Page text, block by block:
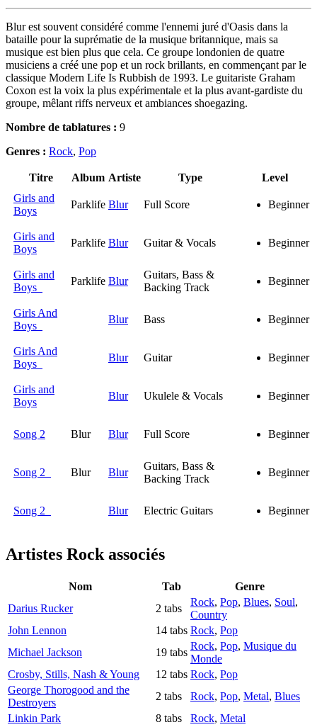
Blur est souvent considéré comme l'ennemi juré d'Oasis dans la
bataille pour la suprématie de la musique britannique, mais sa
musique est bien plus que cela. Ce groupe londonien de quatre
musiciens a créé une pop et un rock brillants, en commençant par le
classique Modern Life Is Rubbish de 1993. Le guitariste Graham
Coxon est la voix la plus expérimentale et la plus avant-gardiste du
groupe, mêlant riffs nerveux et ambiances shoegazing.
Nombre de tablatures : 9
Genres : Rock, Pop
Titre Album Artiste Type
Level
Girls and
Boys
Parklife Blur Full Score Beginner
Girls and
Boys
Parklife Blur Guitar & Vocals Beginner
Girls and
Boys
Parklife Blur
Guitars, Bass &
Backing Track
Beginner
Girls And
Boys
Blur Bass Beginner
Girls And
Boys
Blur Guitar Beginner
Girls and
Boys
Blur Ukulele & Vocals Beginner
Song 2 Blur Blur Full Score Beginner
Song 2 Blur Blur
Guitars, Bass &
Backing Track
Beginner
Song 2 Blur Electric Guitars Beginner
Artistes Rockassociés
Nom Tab
Genre
Darius Rucker
2 tabs
Rock, Pop, Blues, Soul,
Country
John Lennon
14 tabs Rock, Pop
Michael Jackson
19 tabs
Rock, Pop, Musique du
Monde
Crosby, Stills, Nash & Young
12 tabs Rock, Pop
George Thorogood and the
Destroyers
2 tabs Rock, Pop, Metal, Blues
Linkin Park
8 tabs Rock, Metal